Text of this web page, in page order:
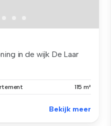
in de wijk De Laar
115 m²
Bekijk meer